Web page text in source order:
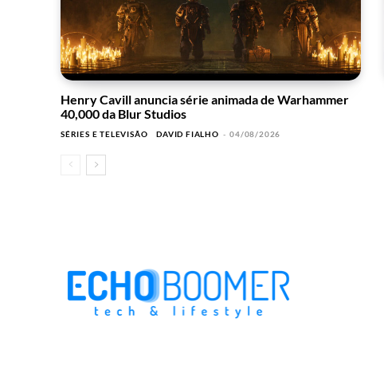
Henry Cavill anuncia série animada de Warhammer
40,000 da Blur Studios
SÉRIES E TELEVISÃO DAVID FIALHO - 04/08/2026